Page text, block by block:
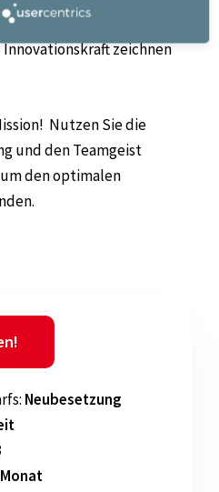
und Servicekompetenz.
zeichnen
Nutzen Sie die
und den Teamgeist
den optimalen
Neubesetzung